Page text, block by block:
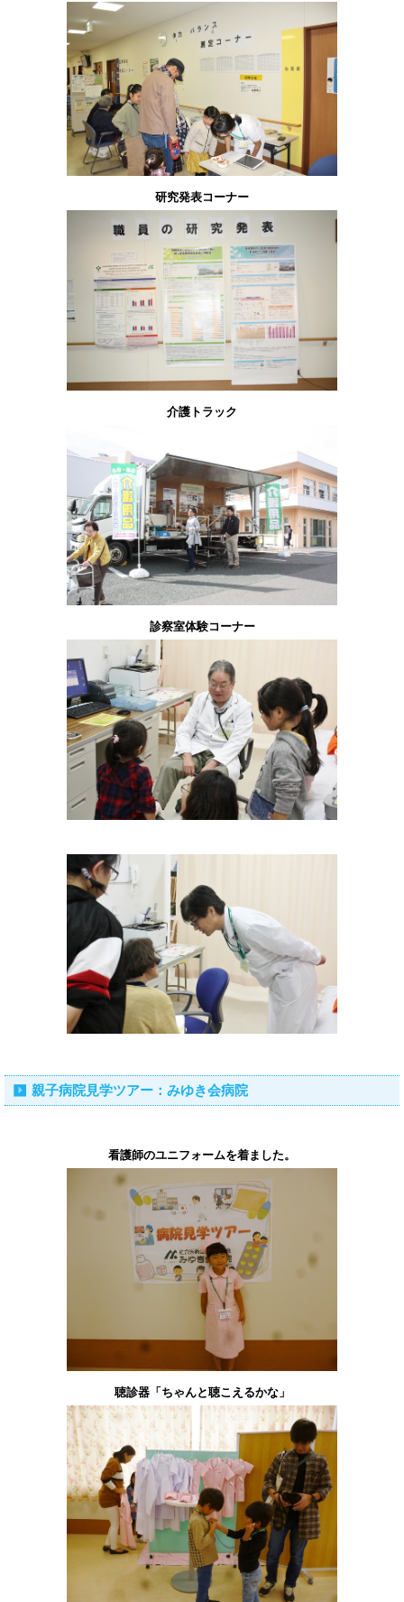
研究発表コーナー
介護トラック
診察室体験コーナー
親子病院見学ツアー：みゆき会病院
看護師のユニフォームを着ました。
聴診器「ちゃんと聴こえるかな」